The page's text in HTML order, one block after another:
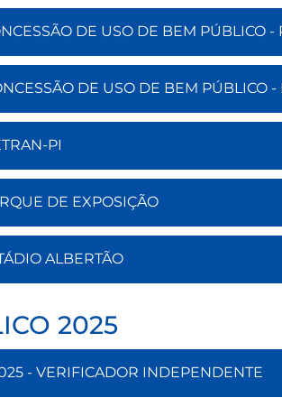
DE USO DE BEM PÚBLICO -
DE USO DE BEM PÚBLICO -
PI
DE EXPOSIÇÃO
ALBERTÃO
2025
- VERIFICADOR INDEPENDENTE